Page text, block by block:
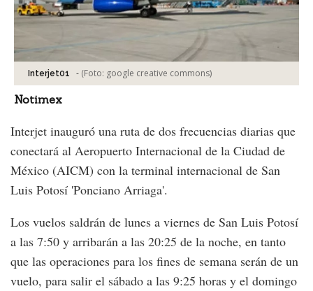
Interjet01 - (Foto: google creative commons)
Notimex
Interjet inauguró una ruta de dos frecuencias diarias que
conectará al Aeropuerto Internacional de la Ciudad de
México (AICM) con la terminal internacional de San
Luis Potosí 'Ponciano Arriaga'.
Los vuelos saldrán de lunes a viernes de San Luis Potosí
a las 7:50 y arribarán a las 20:25 de la noche, en tanto
que las operaciones para los fines de semana serán de un
vuelo, para salir el sábado a las 9:25 horas y el domingo